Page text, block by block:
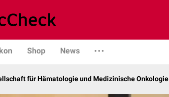
Shop News
für Hämatologie und Medizinische Onkologie